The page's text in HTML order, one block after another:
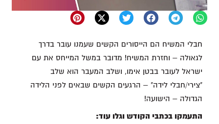
חבלי המשיח הם הייסורים הקשים שעמנו עובר בדרך
לגאולה – וחזרת המשיח! מדובר במשל המייחס את עם
ישראל לעובר בבטן אימו, ושלב המעבר הוא שלב
"צירי/חבלי לידה" – הרגעים הקשים שבאים לפני הלידה
הגדולה – הישועה!
התעמקו בכתבי הקודש וגלו עוד: